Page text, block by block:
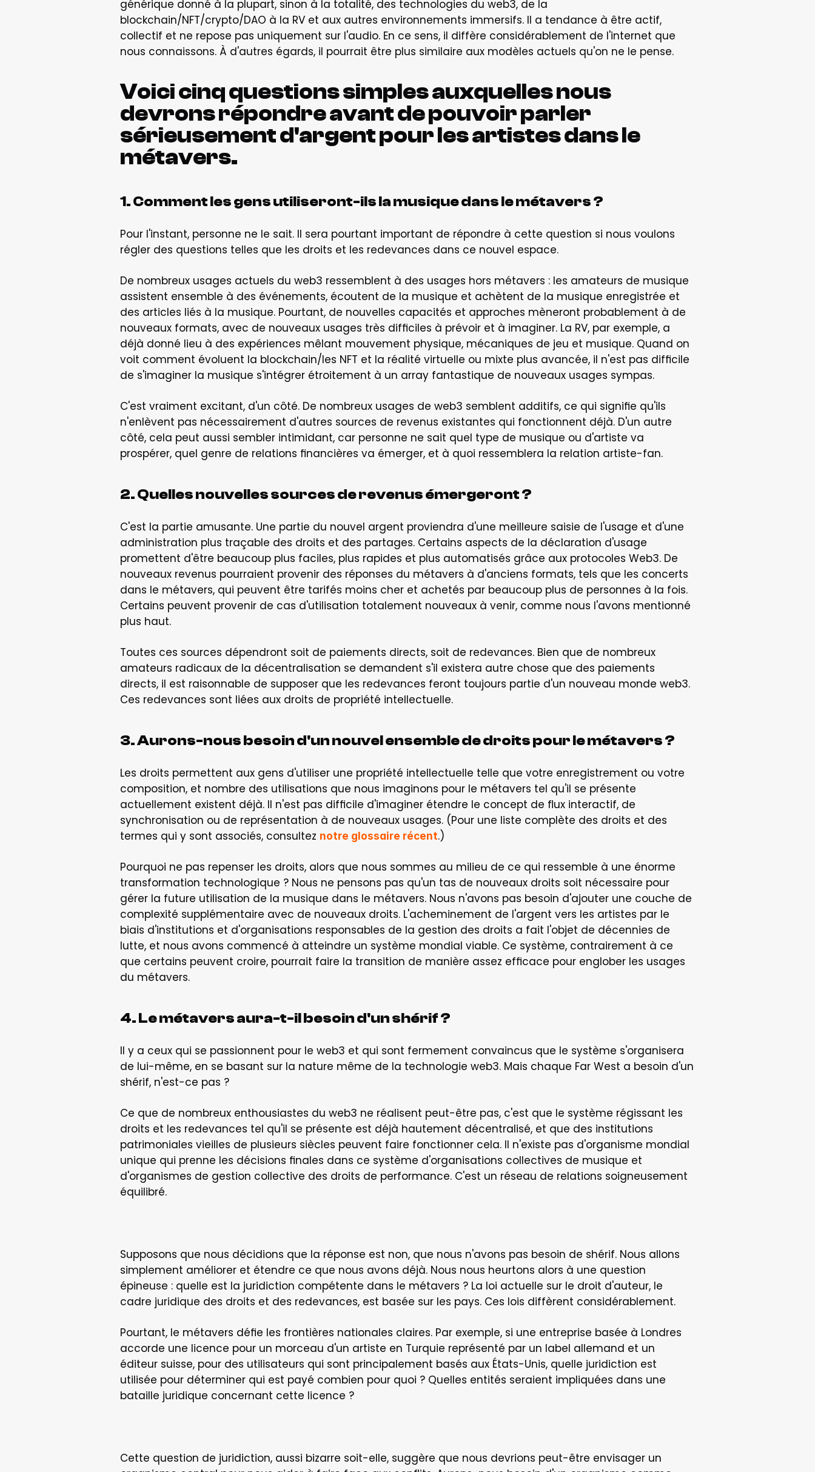
générique donné à la plupart, sinon à la totalité, des technologies du web3, de la
blockchain/NFT/crypto/DAO à la RV et aux autres environnements immersifs. Il a tendance à être actif,
collectif et ne repose pas uniquement sur l'audio. En ce sens, il diffère considérablement de l'internet que
nous connaissons. À d'autres égards, il pourrait être plus similaire aux modèles actuels qu'on ne le pense.
Voici cinq questions simples auxquelles nous
devrons répondre avant de pouvoir parler
sérieusement d'argent pour les artistes dans le
métavers.
1. Comment les gens utiliseront-ils la musique dans le métavers ?
Pour l'instant, personne ne le sait. Il sera pourtant important de répondre à cette question si nous voulons
régler des questions telles que les droits et les redevances dans ce nouvel espace.
De nombreux usages actuels du web3 ressemblent à des usages hors métavers : les amateurs de musique
assistent ensemble à des événements, écoutent de la musique et achètent de la musique enregistrée et
des articles liés à la musique. Pourtant, de nouvelles capacités et approches mèneront probablement à de
nouveaux formats, avec de nouveaux usages très difficiles à prévoir et à imaginer. La RV, par exemple, a
déjà donné lieu à des expériences mêlant mouvement physique, mécaniques de jeu et musique. Quand on
voit comment évoluent la blockchain/les NFT et la réalité virtuelle ou mixte plus avancée, il n'est pas difficile
de s'imaginer la musique s'intégrer étroitement à un array fantastique de nouveaux usages sympas.
C'est vraiment excitant, d'un côté. De nombreux usages de web3 semblent additifs, ce qui signifie qu'ils
n'enlèvent pas nécessairement d'autres sources de revenus existantes qui fonctionnent déjà. D'un autre
côté, cela peut aussi sembler intimidant, car personne ne sait quel type de musique ou d'artiste va
prospérer, quel genre de relations financières va émerger, et à quoi ressemblera la relation artiste-fan.
2. Quelles nouvelles sources de revenus émergeront ?
C'est la partie amusante. Une partie du nouvel argent proviendra d'une meilleure saisie de l'usage et d'une
administration plus traçable des droits et des partages. Certains aspects de la déclaration d'usage
promettent d'être beaucoup plus faciles, plus rapides et plus automatisés grâce aux protocoles Web3. De
nouveaux revenus pourraient provenir des réponses du métavers à d'anciens formats, tels que les concerts
dans le métavers, qui peuvent être tarifés moins cher et achetés par beaucoup plus de personnes à la fois.
Certains peuvent provenir de cas d'utilisation totalement nouveaux à venir, comme nous l'avons mentionné
plus haut.
Toutes ces sources dépendront soit de paiements directs, soit de redevances. Bien que de nombreux
amateurs radicaux de la décentralisation se demandent s'il existera autre chose que des paiements
directs, il est raisonnable de supposer que les redevances feront toujours partie d'un nouveau monde web3.
Ces redevances sont liées aux droits de propriété intellectuelle.
3. Aurons-nous besoin d'un nouvel ensemble de droits pour le métavers ?
Les droits permettent aux gens d'utiliser une propriété intellectuelle telle que votre enregistrement ou votre
composition, et nombre des utilisations que nous imaginons pour le métavers tel qu'il se présente
actuellement existent déjà. Il n'est pas difficile d'imaginer étendre le concept de flux interactif, de
synchronisation ou de représentation à de nouveaux usages. (Pour une liste complète des droits et des
termes qui y sont associés, consultez notre glossaire récent.)
Pourquoi ne pas repenser les droits, alors que nous sommes au milieu de ce qui ressemble à une énorme
transformation technologique ? Nous ne pensons pas qu'un tas de nouveaux droits soit nécessaire pour
gérer la future utilisation de la musique dans le métavers. Nous n'avons pas besoin d'ajouter une couche de
complexité supplémentaire avec de nouveaux droits. L'acheminement de l'argent vers les artistes par le
biais d'institutions et d'organisations responsables de la gestion des droits a fait l'objet de décennies de
lutte, et nous avons commencé à atteindre un système mondial viable. Ce système, contrairement à ce
que certains peuvent croire, pourrait faire la transition de manière assez efficace pour englober les usages
du métavers.
4. Le métavers aura-t-il besoin d'un shérif ?
Il y a ceux qui se passionnent pour le web3 et qui sont fermement convaincus que le système s'organisera
de lui-même, en se basant sur la nature même de la technologie web3. Mais chaque Far West a besoin d'un
shérif, n'est-ce pas ?
Ce que de nombreux enthousiastes du web3 ne réalisent peut-être pas, c'est que le système régissant les
droits et les redevances tel qu'il se présente est déjà hautement décentralisé, et que des institutions
patrimoniales vieilles de plusieurs siècles peuvent faire fonctionner cela. Il n'existe pas d'organisme mondial
unique qui prenne les décisions finales dans ce système d'organisations collectives de musique et
d'organismes de gestion collective des droits de performance. C'est un réseau de relations soigneusement
équilibré.
Supposons que nous décidions que la réponse est non, que nous n'avons pas besoin de shérif. Nous allons
simplement améliorer et étendre ce que nous avons déjà. Nous nous heurtons alors à une question
épineuse : quelle est la juridiction compétente dans le métavers ? La loi actuelle sur le droit d'auteur, le
cadre juridique des droits et des redevances, est basée sur les pays. Ces lois diffèrent considérablement.
Pourtant, le métavers défie les frontières nationales claires. Par exemple, si une entreprise basée à Londres
accorde une licence pour un morceau d'un artiste en Turquie représenté par un label allemand et un
éditeur suisse, pour des utilisateurs qui sont principalement basés aux États-Unis, quelle juridiction est
utilisée pour déterminer qui est payé combien pour quoi ? Quelles entités seraient impliquées dans une
bataille juridique concernant cette licence ?
Cette question de juridiction, aussi bizarre soit-elle, suggère que nous devrions peut-être envisager un